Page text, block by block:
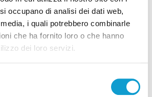
occupano di analisi dei dati web,
i quali potrebbero combinarle
che ha fornito loro o che hanno
dei loro servizi.
Tutti gli articoli